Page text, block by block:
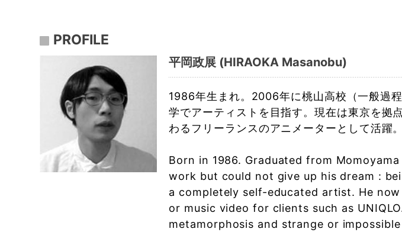
PROFILE
平岡政展 (HIRAOKA Masanobu)
1986年生まれ。2006年に桃山高校（一般過
学でアーティストを目指す。現在は東京を拠
わるフリーランスのアニメーターとして活躍。
Born in 1986. Graduated from
work but could not give up his dream :
a completely self-educated artist. He
or music video for clients such as
metamorphosis and strange or